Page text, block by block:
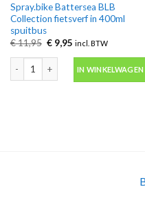
Spray.bike Battersea BLB
Collection fietsverf in 400ml
spuitbus
€11,95 Oorspronkelijke
prijs
was:
€ 11,95.
€9,95Huidige
is:
€ 9,95.
incl. BTW
Spray.bike Battersea BLB
IN WINKELWAGEN